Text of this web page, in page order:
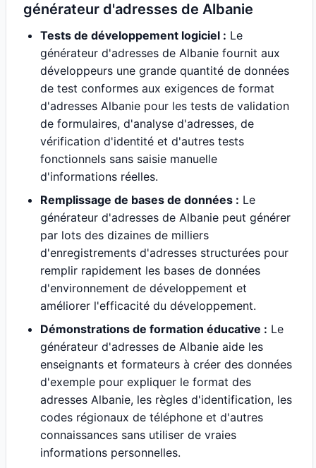
générateur d'adresses de Albanie
Tests de développement logiciel : Le
générateur d'adresses de Albanie fournit aux
développeurs une grande quantité de données
de test conformes aux exigences de format
d'adresses Albanie pour les tests de validation
de formulaires, d'analyse d'adresses, de
vérification d'identité et d'autres tests
fonctionnels sans saisie manuelle
d'informations réelles.
Remplissage de bases de données : Le
générateur d'adresses de Albanie peut générer
par lots des dizaines de milliers
d'enregistrements d'adresses structurées pour
remplir rapidement les bases de données
d'environnement de développement et
améliorer l'efficacité du développement.
Démonstrations de formation éducative : Le
générateur d'adresses de Albanie aide les
enseignants et formateurs à créer des données
d'exemple pour expliquer le format des
adresses Albanie, les règles d'identification, les
codes régionaux de téléphone et d'autres
connaissances sans utiliser de vraies
informations personnelles.